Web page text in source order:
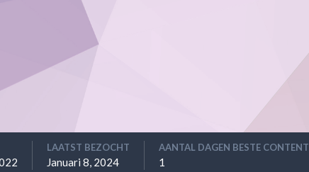
LAATST BEZOCHT
Januari 8, 2024
AANTAL DAGEN BESTE CONTENT
1